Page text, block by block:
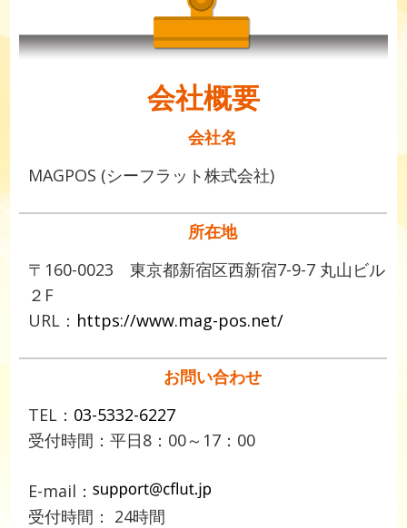
会社概要
会社名
MAGPOS (シーフラット株式会社)
所在地
〒160-0023 東京都新宿区西新宿7-9-7 丸山ビル
２F
URL： https://www.mag-pos.net/
お問い合わせ
TEL： 03-5332-6227
受付時間：平日8：00～17：00
E-mail：
受付時間： 24時間